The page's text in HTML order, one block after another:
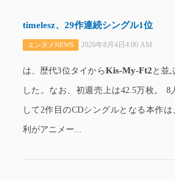
timelesz、29作連続シングル1位
エンタメNEWS 2026年8月4日4:00 AM
は、歴代3位タイからKis-My-Ft2 と並
した。なお、初週売上は42.5万枚。 8
して2作目のCDシングルとなる本作
利がアニメー...